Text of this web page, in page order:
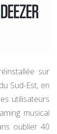
sur
Sud-Est, en
utilisateurs
musical
oublier 40